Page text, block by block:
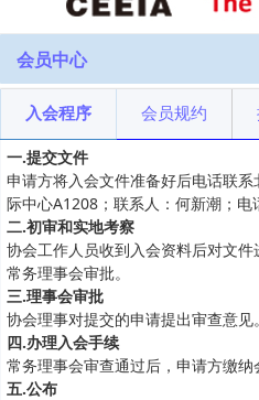
入会程序 会员规约
一.提交文件
申请方将入会文件准备好后电话联
际中心A1208；联系人：何新潮；电
二.初审和实地考察
协会工作人员收到入会资料后对文
常务理事会审批。
三.理事会审批
协会理事对提交的申请提出审查意见。
四.办理入会手续
常务理事会审查通过后，申请方缴纳
五.公布
会员中心